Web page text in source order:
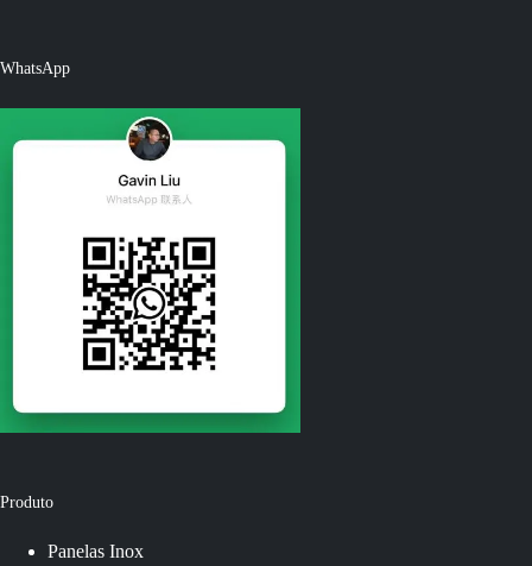
WhatsApp
Produto
Panelas Inox